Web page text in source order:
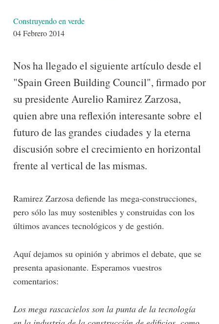
DetallesConstruyendo en verde
04 Febrero 2014
Nos ha llegado el siguiente artículo desde el
"Spain Green Building Council", firmado por
su presidente Aurelio Ramirez Zarzosa,
quien abre una reflexión interesante sobre el
futuro de las grandes ciudades y la eterna
discusión sobre el crecimiento en horizontal
frente al vertical de las mismas.
Ramirez Zarzosa defiende las mega-construcciones,
pero sólo las muy sostenibles y construidas con los
últimos avances tecnológicos y de gestión.
Aquí dejamos su opinión y abrimos el debate, que se
presenta apasionante. Esperamos vuestros
comentarios:
Los mega rascacielos son la punta de la tecnología